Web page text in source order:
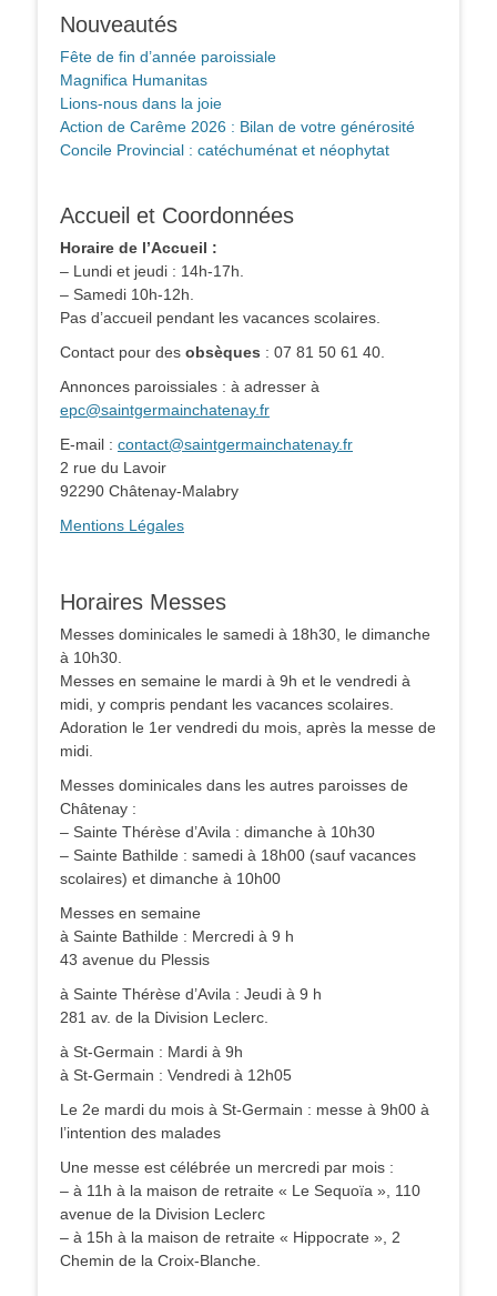
Nouveautés
Fête de fin d’année paroissiale
Magnifica Humanitas
Lions-nous dans la joie
Action de Carême 2026 : Bilan de votre générosité
Concile Provincial : catéchuménat et néophytat
Accueil et Coordonnées
Horaire de l’Accueil :
– Lundi et jeudi : 14h-17h.
– Samedi 10h-12h.
Pas d’accueil pendant les vacances scolaires.
Contact pour des obsèques : 07 81 50 61 40.
Annonces paroissiales : à adresser à
epc@saintgermainchatenay.fr
E-mail : contact@saintgermainchatenay.fr
2 rue du Lavoir
92290 Châtenay-Malabry
Mentions Légales
Horaires Messes
Messes dominicales le samedi à 18h30, le dimanche
à 10h30.
Messes en semaine le mardi à 9h et le vendredi à
midi, y compris pendant les vacances scolaires.
Adoration le 1er vendredi du mois, après la messe de
midi.
Messes dominicales dans les autres paroisses de
Châtenay :
– Sainte Thérèse d’Avila : dimanche à 10h30
– Sainte Bathilde : samedi à 18h00 (sauf vacances
scolaires) et dimanche à 10h00
Messes en semaine
à Sainte Bathilde : Mercredi à 9 h
43 avenue du Plessis
à Sainte Thérèse d’Avila : Jeudi à 9 h
281 av. de la Division Leclerc.
à St-Germain : Mardi à 9h
à St-Germain : Vendredi à 12h05
Le 2e mardi du mois à St-Germain : messe à 9h00 à
l’intention des malades
Une messe est célébrée un mercredi par mois :
– à 11h à la maison de retraite « Le Sequoïa », 110
avenue de la Division Leclerc
– à 15h à la maison de retraite « Hippocrate », 2
Chemin de la Croix-Blanche.